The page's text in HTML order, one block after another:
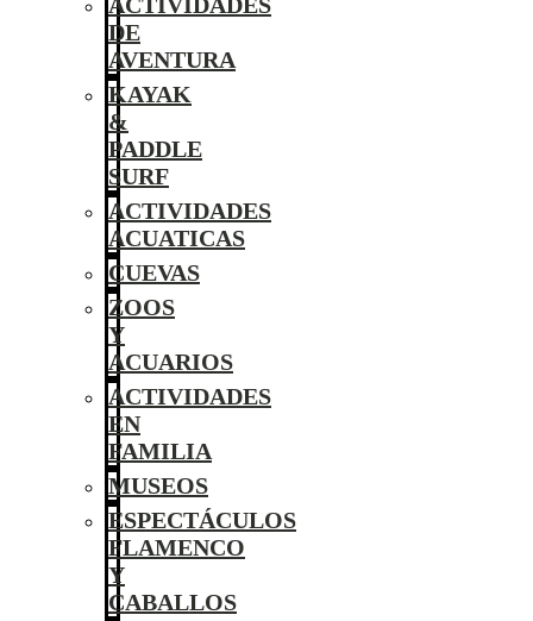
DE
AVENTURA
KAYAK
&
PADDLE
SURF
ACTIVIDADES
ACUATICAS
CUEVAS
ZOOS
Y
ACUARIOS
ACTIVIDADES
EN
FAMILIA
MUSEOS
ESPECTÁCULOS
FLAMENCO
Y
CABALLOS